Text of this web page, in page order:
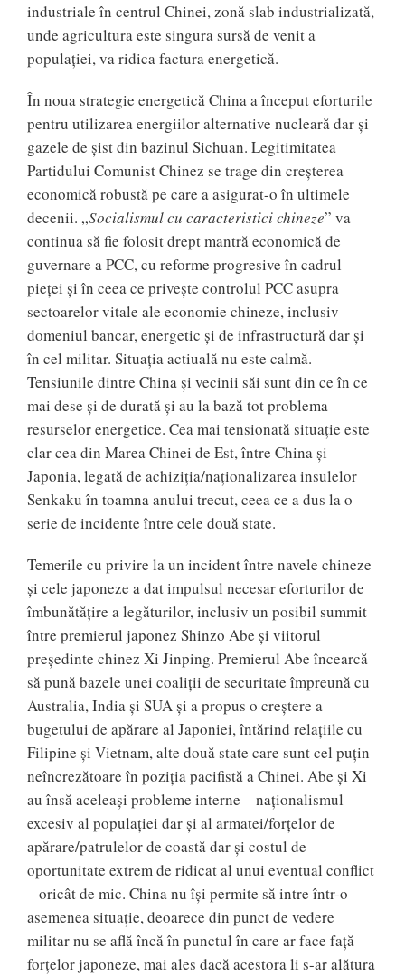
industriale în centrul Chinei, zonă slab industrializată,
unde agricultura este singura sursă de venit a
populației, va ridica factura energetică.
În noua strategie energetică China a început eforturile
pentru utilizarea energiilor alternative nucleară dar și
gazele de șist din bazinul Sichuan. Legitimitatea
Partidului Comunist Chinez se trage din creşterea
economică robustă pe care a asigurat-o în ultimele
decenii. „Socialismul cu caracteristici chineze” va
continua să fie folosit drept mantră economică de
guvernare a PCC, cu reforme progresive în cadrul
pieţei şi în ceea ce priveşte controlul PCC asupra
sectoarelor vitale ale economie chineze, inclusiv
domeniul bancar, energetic şi de infrastructură dar și
în cel militar. Situația actiuală nu este calmă.
Tensiunile dintre China şi vecinii săi sunt din ce în ce
mai dese şi de durată și au la bază tot problema
resurselor energetice. Cea mai tensionată situaţie este
clar cea din Marea Chinei de Est, între China şi
Japonia, legată de achiziţia/naţionalizarea insulelor
Senkaku în toamna anului trecut, ceea ce a dus la o
serie de incidente între cele două state.
Temerile cu privire la un incident între navele chineze
şi cele japoneze a dat impulsul necesar eforturilor de
îmbunătăţire a legăturilor, inclusiv un posibil summit
între premierul japonez Shinzo Abe şi viitorul
preşedinte chinez Xi Jinping. Premierul Abe încearcă
să pună bazele unei coaliții de securitate împreună cu
Australia, India şi SUA și a propus o creştere a
bugetului de apărare al Japoniei, întărind relaţiile cu
Filipine şi Vietnam, alte două state care sunt cel puţin
neîncrezătoare în poziţia pacifistă a Chinei. Abe şi Xi
au însă aceleaşi probleme interne – naţionalismul
excesiv al populaţiei dar şi al armatei/forţelor de
apărare/patrulelor de coastă dar şi costul de
oportunitate extrem de ridicat al unui eventual conflict
– oricât de mic. China nu îşi permite să intre într-o
asemenea situaţie, deoarece din punct de vedere
militar nu se află încă în punctul în care ar face faţă
forţelor japoneze, mai ales dacă acestora li s-ar alătura